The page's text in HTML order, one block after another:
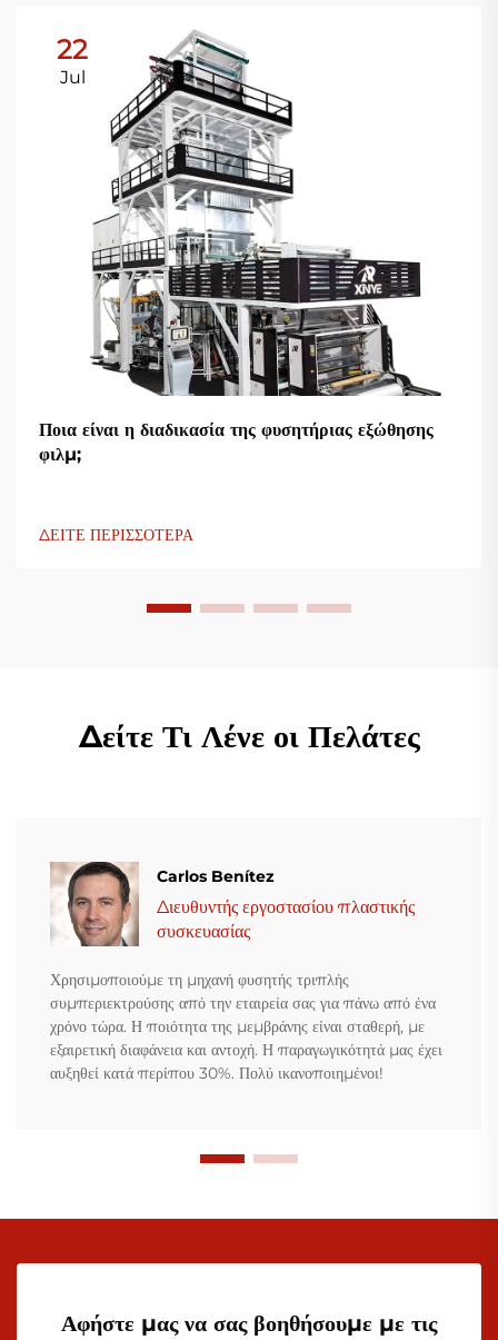
22
Jul
Ποια είναι η διαδικασία της φυσητήριας εξώθησης
φιλμ;
ΔΕΙΤΕ ΠΕΡΙΣΣΟΤΕΡΑ
Δείτε Τι Λένε οι Πελάτες
Carlos Benítez
Διευθυντής εργοστασίου πλαστικής
συσκευασίας
Χρησιμοποιούμε τη μηχανή φυσητής τριπλής
συμπεριεκτρούσης από την εταιρεία σας για πάνω από ένα
χρόνο τώρα. Η ποιότητα της μεμβράνης είναι σταθερή, με
εξαιρετική διαφάνεια και αντοχή. Η παραγωγικότητά μας έχει
αυξηθεί κατά περίπου 30%. Πολύ ικανοποιημένοι!
Αφήστε μας να σας βοηθήσουμε με τις